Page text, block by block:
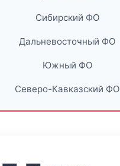
Сибирский ФО
Дальневосточный ФО
Южный ФО
Северо-Кавказский ФО